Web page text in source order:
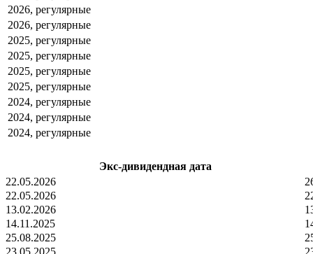
2026, регулярные
2026, регулярные
2025, регулярные
2025, регулярные
2025, регулярные
2025, регулярные
2024, регулярные
2024, регулярные
2024, регулярные
Экс-дивидендная дата
22.05.2026
22.05.2026
13.02.2026
14.11.2025
25.08.2025
23.05.2025